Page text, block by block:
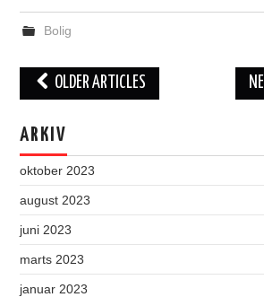
Bolig
Post
navigation
OLDER ARTICLES
ARKIV
oktober 2023
august 2023
juni 2023
marts 2023
januar 2023